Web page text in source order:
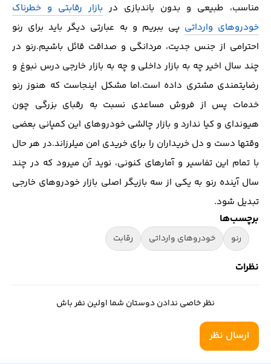
مناسب، طبیعی و بدون باندبازی در بازار رقابتی و خطرناک
خودروهای وارداتی پی ببریم و به عبارتی دیگر باید برای رنو
احترامی از جنس جدیت، مردانگی و صداقت قائل باشیم.رنو در
چند سال اخیر چه به بازار داخلی و چه به بازار خارجی درس نبوغ و
رضایتمندی مشتری داده است.اما مشکل اینجاست که هنوز رنو
خدمات پس از فروش مساعدی نسبت به رقبای بزرگی چون
هیوندای و کیا ندارد و بازار چالشی خودروهای این کمپانی بعضی
وقتها دست و دل خریداران را برای خریدی امن میلرزاند.در هر حال
با تمام این تفاسیر و آمارهای کنونی، نوید آن میرود که در چند
سال آینده رنو به یکی از سه بازیگر اصلی بازار خودروهای خارجی
تبدیل شود.
برچسب‌ها
رنو خودروهای وارداتی رقابت
نظرات
نظر خاصی ندادن دوستان شما اولین نفر باش
ارسال نظر